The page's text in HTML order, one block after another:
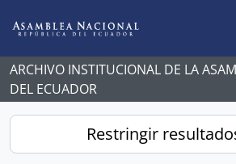
ARCHIVO INSTITUCIONAL DE LA
DEL ECUADOR
Restringir